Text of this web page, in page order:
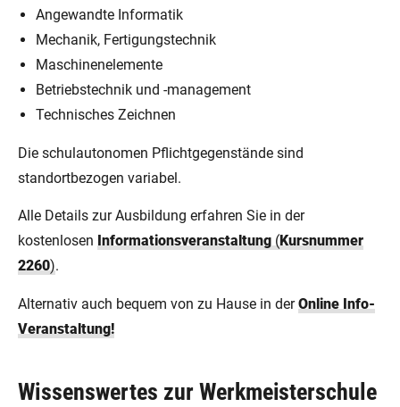
Angewandte Informatik
Mechanik, Fertigungstechnik
Maschinenelemente
Betriebstechnik und -management
Technisches Zeichnen
Die schulautonomen Pflichtgegenstände sind
standortbezogen variabel.
Alle Details zur Ausbildung erfahren Sie in der
kostenlosen Informationsveranstaltung (Kursnummer
2260).
Alternativ auch bequem von zu Hause in der Online Info-
Veranstaltung!
Wissenswertes zur Werkmeisterschule